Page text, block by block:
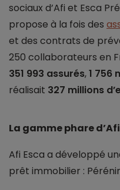
sociaux d’Afi et Esca
propose à la fois des
et des contrats de
250 collaborateurs en
351 993 assurés,1 756
réalisait 327 millions
La gamme phare
Afi Esca a développé
prêt immobilier :